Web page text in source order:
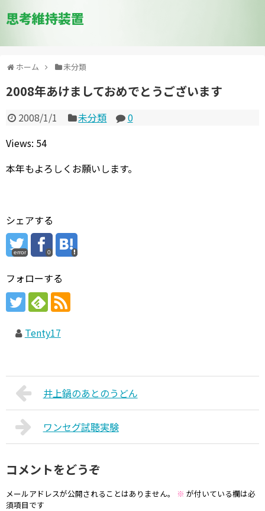
思考維持装置
ホーム 未分類
2008年あけましておめでとうございます
2008/1/1 未分類
0
Views: 54
本年もよろしくお願いします。
シェアする
error 0
フォローする
Tenty17
井上鍋のあとのうどん
ワンセグ試聴実験
コメントをどうぞ
メールアドレスが公開されることはありません。 ※ が付いている欄は必
須項目です